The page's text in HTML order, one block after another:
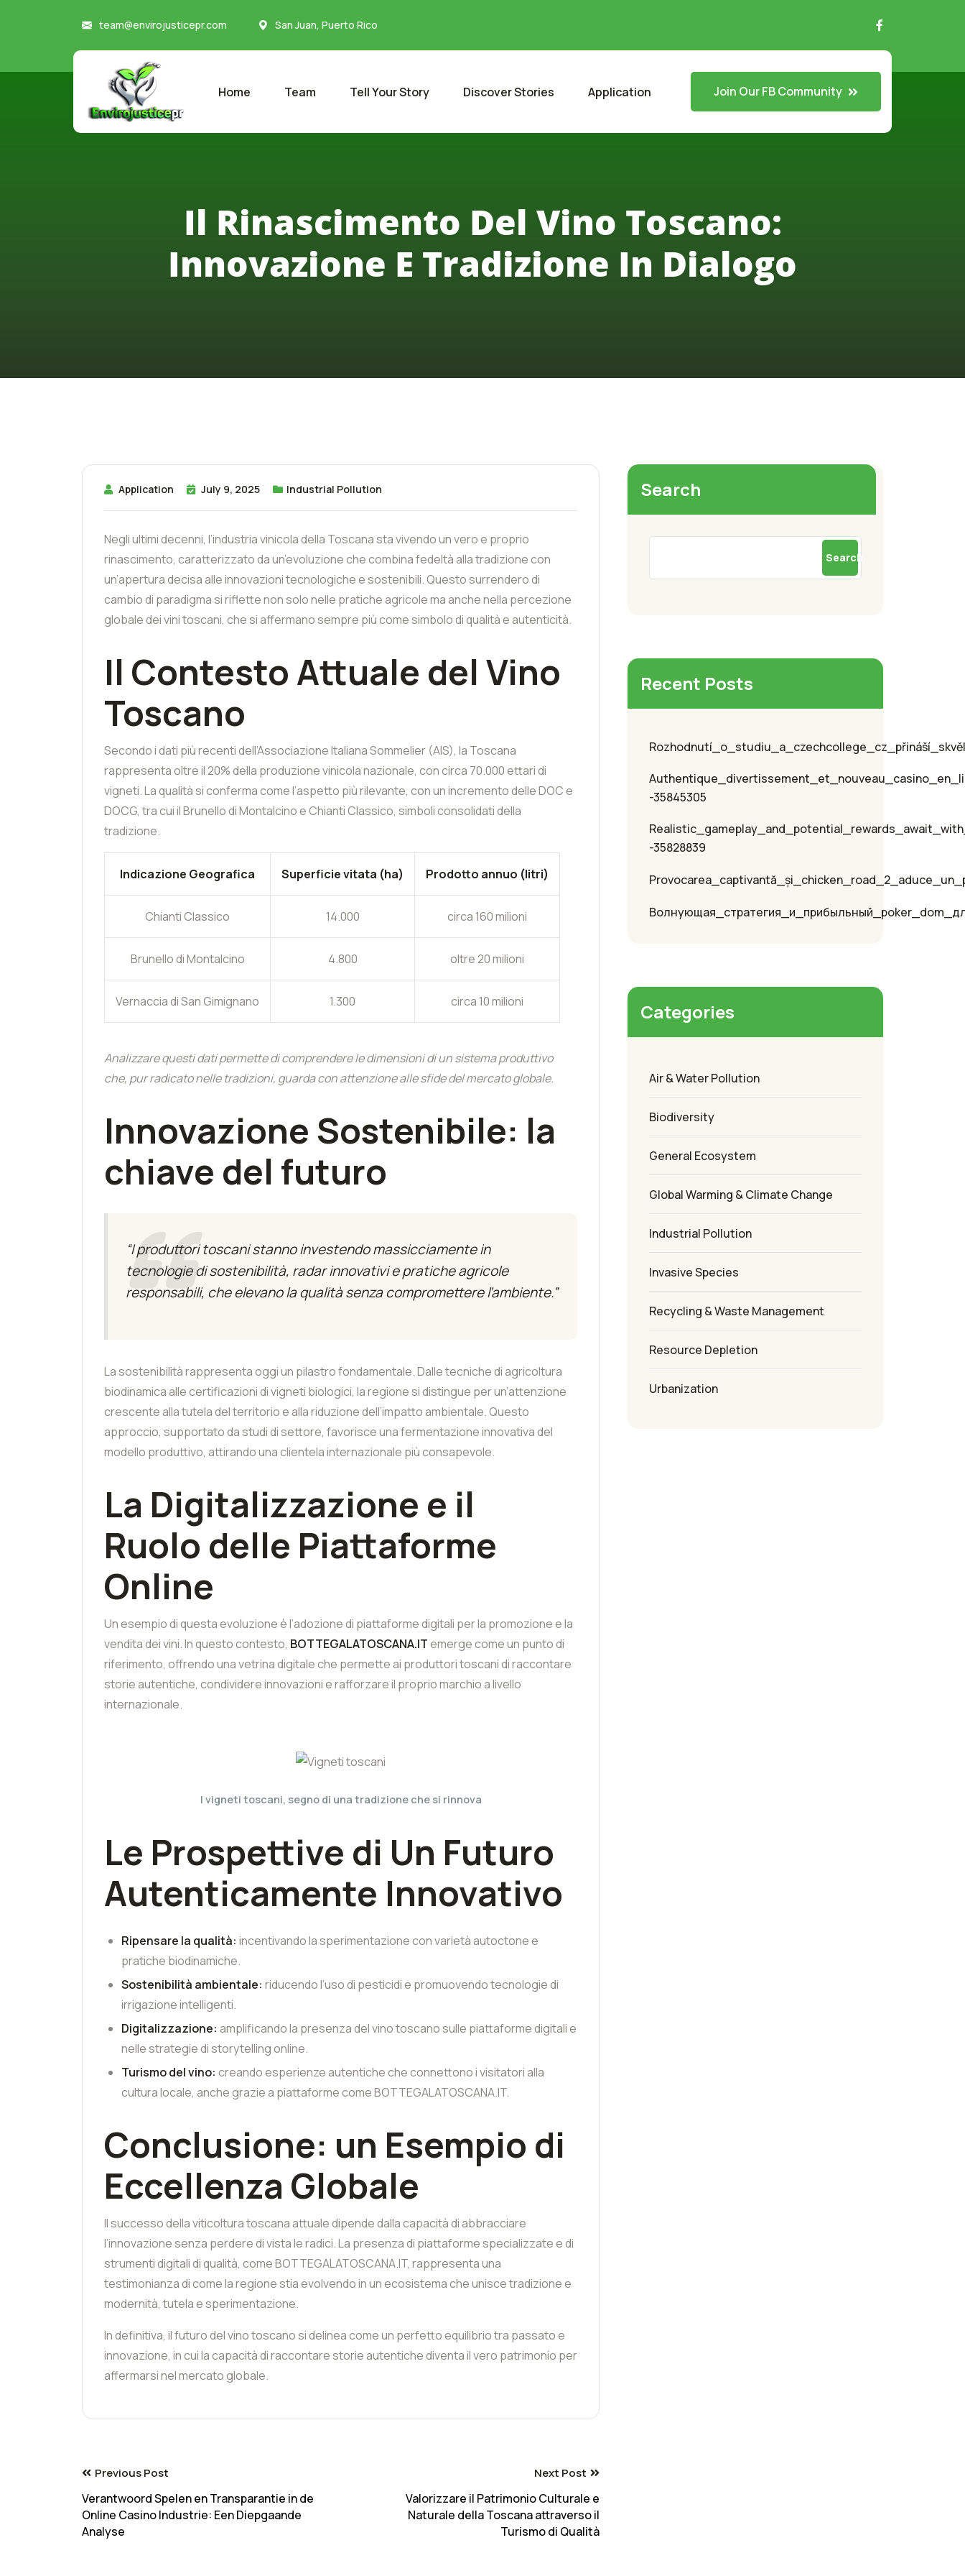
team@envirojusticepr.com San Juan, Puerto Rico
Home Team Tell Your Story Discover Stories Application Join Our FB Community
Il Rinascimento Del Vino Toscano:
Innovazione E Tradizione In Dialogo
Application July 9, 2025 Industrial Pollution
Negli ultimi decenni, l’industria vinicola della Toscana sta vivendo un vero e proprio
rinascimento, caratterizzato da un’evoluzione che combina fedeltà alla tradizione con
un’apertura decisa alle innovazioni tecnologiche e sostenibili. Questo surrendero di
cambio di paradigma si riflette non solo nelle pratiche agricole ma anche nella percezione
globale dei vini toscani, che si affermano sempre più come simbolo di qualità e autenticità.
Il Contesto Attuale del Vino
Toscano
Secondo i dati più recenti dell’Associazione Italiana Sommelier (AIS), la Toscana
rappresenta oltre il 20% della produzione vinicola nazionale, con circa 70.000 ettari di
vigneti. La qualità si conferma come l’aspetto più rilevante, con un incremento delle DOC e
DOCG, tra cui il Brunello di Montalcino e Chianti Classico, simboli consolidati della
tradizione.
Indicazione Geografica Superficie vitata (ha) Prodotto annuo (litri)
Chianti Classico 14.000 circa 160 milioni
Brunello di Montalcino 4.800 oltre 20 milioni
Vernaccia di San Gimignano 1.300 circa 10 milioni
Analizzare questi dati permette di comprendere le dimensioni di un sistema produttivo
che, pur radicato nelle tradizioni, guarda con attenzione alle sfide del mercato globale.
Innovazione Sostenibile: la
chiave del futuro
“I produttori toscani stanno investendo massicciamente in
tecnologie di sostenibilità, radar innovativi e pratiche agricole
responsabili, che elevano la qualità senza compromettere l’ambiente.”
La sostenibilità rappresenta oggi un pilastro fondamentale. Dalle tecniche di agricoltura
biodinamica alle certificazioni di vigneti biologici, la regione si distingue per un’attenzione
crescente alla tutela del territorio e alla riduzione dell’impatto ambientale. Questo
approccio, supportato da studi di settore, favorisce una fermentazione innovativa del
modello produttivo, attirando una clientela internazionale più consapevole.
La Digitalizzazione e il
Ruolo delle Piattaforme
Online
Un esempio di questa evoluzione è l’adozione di piattaforme digitali per la promozione e la
vendita dei vini. In questo contesto, BOTTEGALATOSCANA.ITemerge come un punto di
riferimento, offrendo una vetrina digitale che permette ai produttori toscani di raccontare
storie autentiche, condividere innovazioni e rafforzare il proprio marchio a livello
internazionale.
I vigneti toscani, segno di una tradizione che si rinnova
Le Prospettive di Un Futuro
Autenticamente Innovativo
Ripensare la qualità: incentivando la sperimentazione con varietà autoctone e
pratiche biodinamiche.
Sostenibilità ambientale: riducendo l’uso di pesticidi e promuovendo tecnologie di
irrigazione intelligenti.
Digitalizzazione: amplificando la presenza del vino toscano sulle piattaforme digitali e
nelle strategie di storytelling online.
Turismo del vino: creando esperienze autentiche che connettono i visitatori alla
cultura locale, anche grazie a piattaforme come BOTTEGALATOSCANA.IT.
Conclusione: un Esempio di
Eccellenza Globale
Il successo della viticoltura toscana attuale dipende dalla capacità di abbracciare
l’innovazione senza perdere di vista le radici. La presenza di piattaforme specializzate e di
strumenti digitali di qualità, come BOTTEGALATOSCANA.IT, rappresenta una
testimonianza di come la regione stia evolvendo in un ecosistema che unisce tradizione e
modernità, tutela e sperimentazione.
In definitiva, il futuro del vino toscano si delinea come un perfetto equilibrio tra passato e
innovazione, in cui la capacità di raccontare storie autentiche diventa il vero patrimonio per
affermarsi nel mercato globale.
Previous Post
Verantwoord Spelen en Transparantie in de
Online Casino Industrie: Een Diepgaande
Analyse
Next Post
Valorizzare il Patrimonio Culturale e
Naturale della Toscana attraverso il
Turismo di Qualità
Search
Search
Recent Posts
-35845305
-35828839
Categories
Air & Water Pollution
Biodiversity
General Ecosystem
Global Warming & Climate Change
Industrial Pollution
Invasive Species
Recycling & Waste Management
Resource Depletion
Urbanization